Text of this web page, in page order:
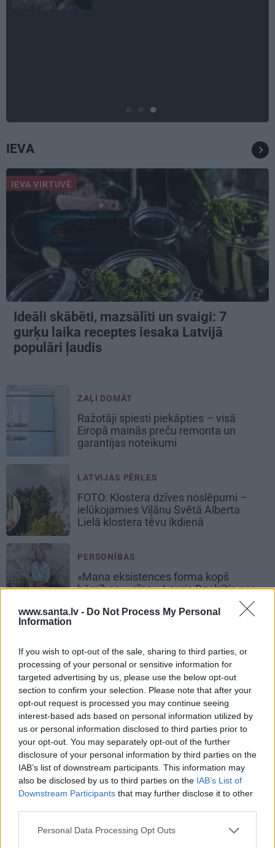
www.santa.lv - Do Not Process My Personal
Information
If you wish to opt-out of the sale, sharing to third parties, or
processing of your personal or sensitive information for
targeted advertising by us, please use the below opt-out
section to confirm your selection. Please note that after your
opt-out request is processed you may continue seeing
interest-based ads based on personal information utilized by
us or personal information disclosed to third parties prior to
your opt-out. You may separately opt-out of the further
disclosure of your personal information by third parties on the
IAB’s list of downstream participants. This information may
also be disclosed by us to third parties on the IAB’s List of
Downstream Participants that may further disclose it to other
Personal Data Processing Opt Outs
IEVA
IEVA VIRTUVĒ
Ideāli skābēti, mazsālīti un svaigi: 7
gurķu laika receptes iesaka Latvijā
populāri ļaudis
ZAĻI DOMĀT
Ražotāji spiesti piekāpties – visā
Eiropā mainās preču remonta un
garantijas noteikumi
LATVIJAS PĒRLES
FOTO: Klostera dzīves noslēpumi –
ielūkojamies Viļānu Svētā Alberta
Lielā klostera tēvu ikdienā
PERSONĪBAS
«Mana eksistences forma kopš
bērnības – cīņa.» Lauris Dzelzītis par
atgriešanos teātrī
PRIVĀTĀ DZĪVE
ZIŅAS
Influencere Martelly godīgi pasaka, vai